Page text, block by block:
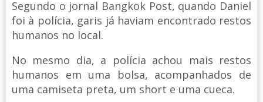
Segundo o jornal Bangkok Post, quando Daniel
foi à polícia, garis já haviam encontrado restos
humanos no local.
No mesmo dia, a polícia achou mais restos
humanos em uma bolsa, acompanhados de
uma camiseta preta, um short e uma cueca.